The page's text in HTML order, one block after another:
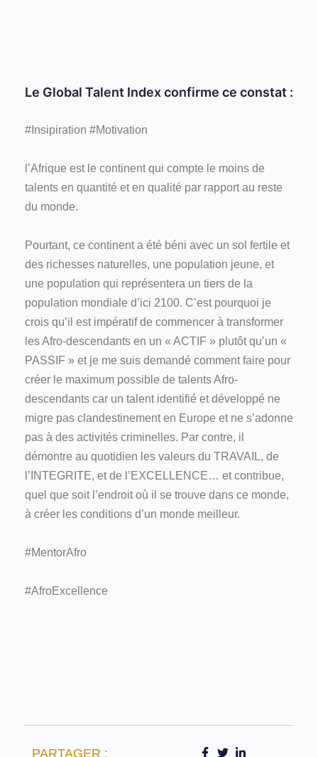
Le Global Talent Index confirme ce constat :
#Insipiration #Motivation
l’Afrique est le continent qui compte le moins de
talents en quantité et en qualité par rapport au reste
du monde.
Pourtant, ce continent a été béni avec un sol fertile et
des richesses naturelles, une population jeune, et
une population qui représentera un tiers de la
population mondiale d’ici 2100. C’est pourquoi je
crois qu’il est impératif de commencer à transformer
les Afro-descendants en un « ACTIF » plutôt qu’un «
PASSIF » et je me suis demandé comment faire pour
créer le maximum possible de talents Afro-
descendants car un talent identifié et développé ne
migre pas clandestinement en Europe et ne s’adonne
pas à des activités criminelles. Par contre, il
démontre au quotidien les valeurs du TRAVAIL, de
l’INTEGRITE, et de l’EXCELLENCE… et contribue,
quel que soit l’endroit où il se trouve dans ce monde,
à créer les conditions d’un monde meilleur.
#MentorAfro
#AfroExcellence
PARTAGER :